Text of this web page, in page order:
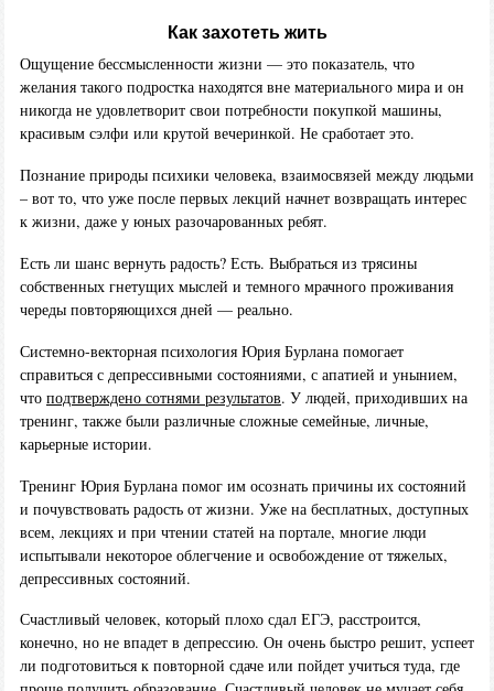
Как захотеть жить
Ощущение бессмысленности жизни — это показатель, что
желания такого подростка находятся вне материального мира и он
никогда не удовлетворит свои потребности покупкой машины,
красивым сэлфи или крутой вечеринкой. Не сработает это.
Познание природы психики человека, взаимосвязей между людьми
– вот то, что уже после первых лекций начнет возвращать интерес
к жизни, даже у юных разочарованных ребят.
Есть ли шанс вернуть радость? Есть. Выбраться из трясины
собственных гнетущих мыслей и темного мрачного проживания
череды повторяющихся дней — реально.
Системно-векторная психология Юрия Бурлана помогает
справиться с депрессивными состояниями, с апатией и унынием,
что подтверждено сотнями результатов. У людей, приходивших на
тренинг, также были различные сложные семейные, личные,
карьерные истории.
Тренинг Юрия Бурлана помог им осознать причины их состояний
и почувствовать радость от жизни. Уже на бесплатных, доступных
всем, лекциях и при чтении статей на портале, многие люди
испытывали некоторое облегчение и освобождение от тяжелых,
депрессивных состояний.
Счастливый человек, который плохо сдал ЕГЭ, расстроится,
конечно, но не впадет в депрессию. Он очень быстро решит, успеет
ли подготовиться к повторной сдаче или пойдет учиться туда, где